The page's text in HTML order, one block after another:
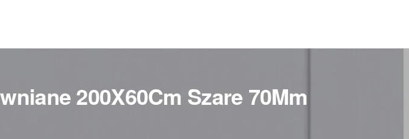
200X60Cm Szare 70Mm